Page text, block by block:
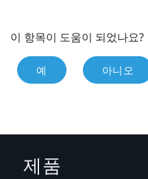
이 항목이 도움이 되었나요?
예 아니오
제품